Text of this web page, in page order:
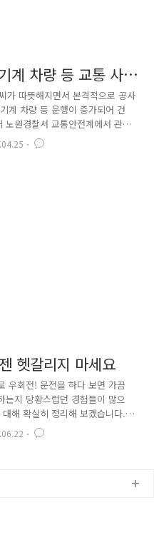
계 차량 등 교통 사
가 따뜻해지면서 본격적으로 공사
계 차량 등 운행이 증가되어 건
원경찰서 교통안전계에서 관내
직접 찾아가 홍보 활동을 실시
축현장이 곳곳에 많은 지역으로
헷갈리지 마세요
우회전! 운전을 하다 보면 가끔
지 당황스럽던 경험들이 많으
해 확실히 정리해 보겠습니다.
전하기 전 횡단보도 보행자 신호
색이더라도 우회전 가능합니
(도로교통법 제27조 보행자보